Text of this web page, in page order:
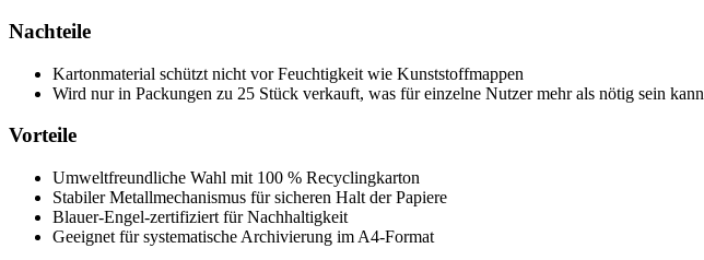
Nachteile
Kartonmaterial schützt nicht vor Feuchtigkeit wie Kunststoffmappen
Wird nur in Packungen zu 25 Stück verkauft, was für einzelne Nutzer mehr als nötig sein kann
Vorteile
Umweltfreundliche Wahl mit 100 % Recyclingkarton
Stabiler Metallmechanismus für sicheren Halt der Papiere
Blauer-Engel-zertifiziert für Nachhaltigkeit
Geeignet für systematische Archivierung im A4-Format